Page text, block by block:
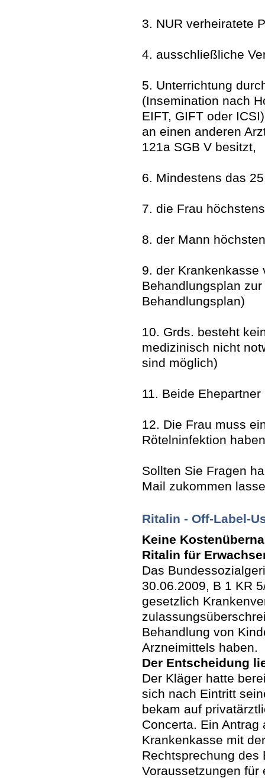
3. NUR verheiratete
4. ausschließliche
5. Unterrichtung
(Insemination nach
EIFT, GIFT oder
an einen anderen
121a SGB V besitzt,
6. Mindestens das
7. die Frau
8. der Mann
9. der Krankenkasse
Behandlungsplan
Behandlungsplan)
10. Grds. besteht
medizinisch nicht
sind möglich)
11. Beide
12. Die Frau muss
Rötelninfektion haben
Sollten Sie Fragen
Mail zukommen
Ritalin - Off-Label-
Keine
Ritalin für
Das
30.06.2009, B 1 KR
gesetzlich
Behandlung von
Arzneimittels haben.
Der Entscheidung
Der Kläger hatte
sich nach Eintritt
bekam auf
Concerta. Ein
Krankenkasse mit
Rechtsprechung des
Voraussetzungen für